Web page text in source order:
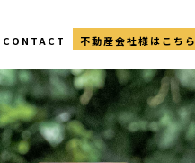
CONTACT 不動産会社様はこちら